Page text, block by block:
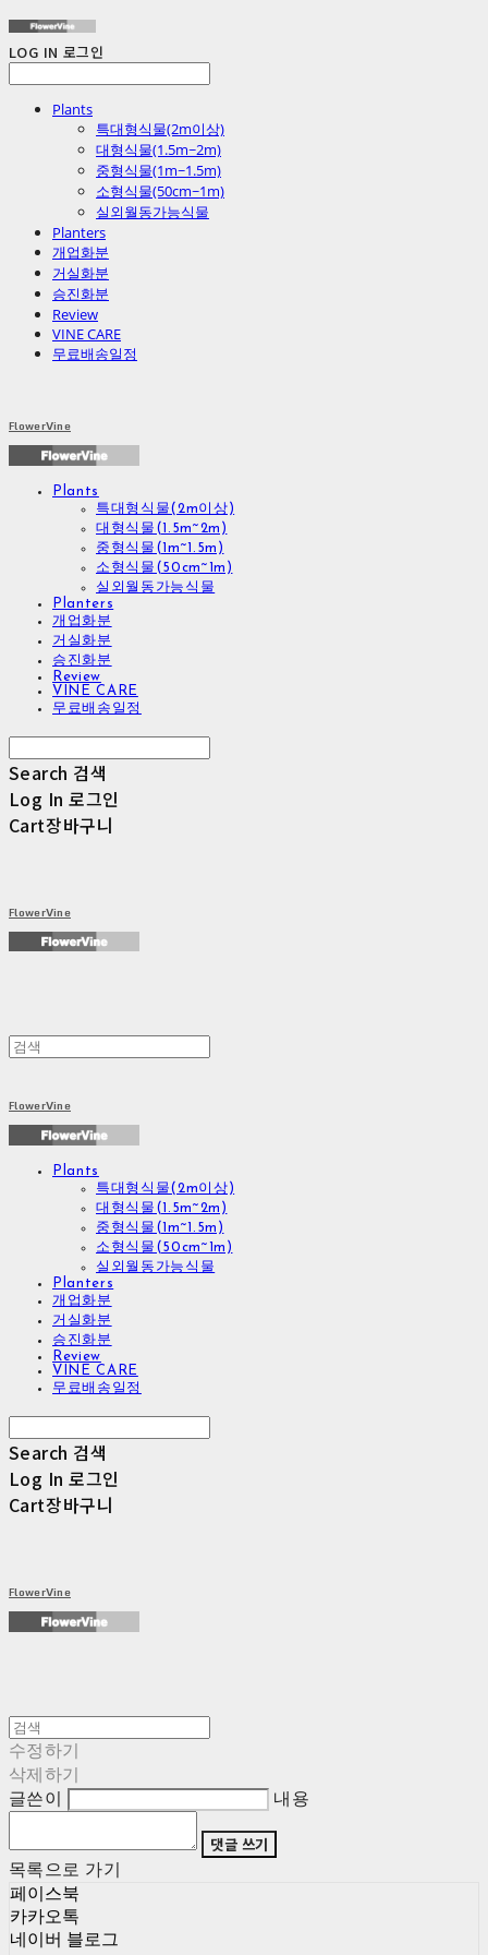
LOG IN 로그인
Plants
특대형식물(2m이상)
대형식물(1.5m~2m)
중형식물(1m~1.5m)
소형식물(50cm~1m)
실외월동가능식물
Planters
개업화분
거실화분
승진화분
Review
VINE CARE
무료배송일정
FlowerVine
Plants
특대형식물(2m이상)
대형식물(1.5m~2m)
중형식물(1m~1.5m)
소형식물(50cm~1m)
실외월동가능식물
Planters
개업화분
거실화분
승진화분
Review
VINE CARE
무료배송일정
Search 검색
Log In 로그인
Cart장바구니
FlowerVine
FlowerVine
Plants
특대형식물(2m이상)
대형식물(1.5m~2m)
중형식물(1m~1.5m)
소형식물(50cm~1m)
실외월동가능식물
Planters
개업화분
거실화분
승진화분
Review
VINE CARE
무료배송일정
Search 검색
Log In 로그인
Cart장바구니
FlowerVine
수정하기
삭제하기
글쓴이
내용
댓글 쓰기
목록으로 가기
페이스북
카카오톡
네이버 블로그